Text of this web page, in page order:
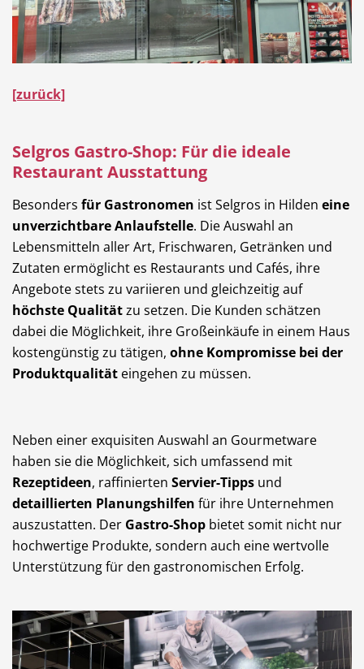
[zurück]
Selgros Gastro-Shop: Für die ideale
Restaurant Ausstattung
Besonders für Gastronomen ist Selgros in Hilden eine
unverzichtbare Anlaufstelle. Die Auswahl an
Lebensmitteln aller Art, Frischwaren, Getränken und
Zutaten ermöglicht es Restaurants und Cafés, ihre
Angebote stets zu variieren und gleichzeitig auf
höchste Qualitätzu setzen. Die Kunden schätzen
dabei die Möglichkeit, ihre Großeinkäufe in einem Haus
kostengünstig zu tätigen, ohne Kompromisse bei der
Produktqualität eingehen zu müssen.
Neben einer exquisiten Auswahl an Gourmetware
haben sie die Möglichkeit, sich umfassend mit
Rezeptideen, raffinierten Servier-Tipps und
detaillierten Planungshilfen für ihre Unternehmen
auszustatten. Der Gastro-Shop bietet somit nicht nur
hochwertige Produkte, sondern auch eine wertvolle
Unterstützung für den gastronomischen Erfolg.